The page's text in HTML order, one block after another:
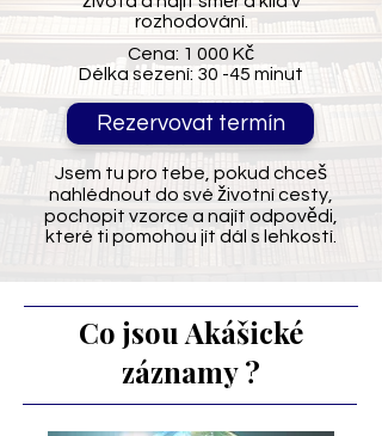
rozhodování.
Cena: 1 000 Kč
Délka sezení: 30 -45 minut
Rezervovat termín
Jsem tu pro tebe, pokud chceš
nahlédnout do své životní cesty,
pochopit vzorce a najít odpovědi,
které ti pomohou jít dál s lehkostí.
Co jsou Akášické
záznamy ?